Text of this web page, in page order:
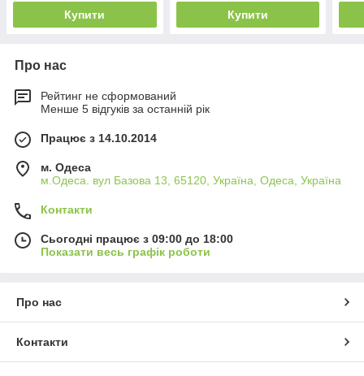
Купити Купити
Про нас
Рейтинг не сформований
Менше 5 відгуків за останній рік
Працює з 14.10.2014
м. Одеса
м.Одеса. вул Базова 13, 65120, Україна, Одеса, Україна
Контакти
Сьогодні працює з 09:00 до 18:00
Показати весь графік роботи
Про нас
Контакти